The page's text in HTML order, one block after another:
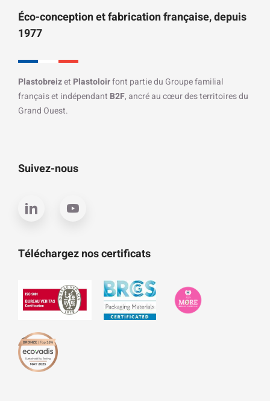
Éco-conception et fabrication française, depuis
1977
Plastobreizet Plastoloirfont partie du Groupe familial
français et indépendant B2F, ancré au cœur des territoires du
Grand Ouest.
Suivez-nous
Téléchargez nos certificats